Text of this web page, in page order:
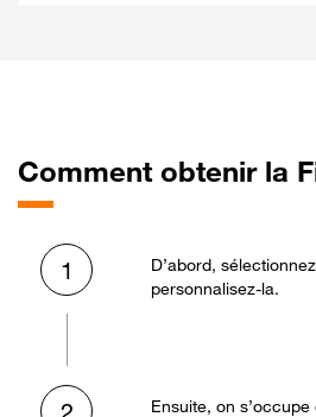
Comment obtenir la
1
D’abord,
personnalisez-la.
Ensuite, on